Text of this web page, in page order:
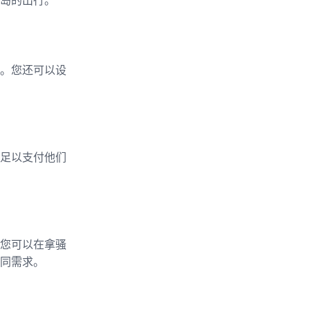
您还可以设
以支付他们
可以在拿骚
需求。